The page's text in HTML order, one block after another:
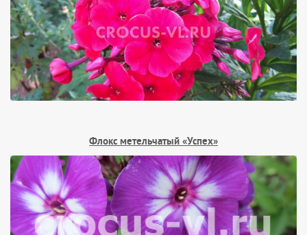
Флокс метельчатый «Успех»